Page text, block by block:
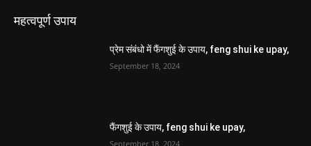
महत्वपूर्ण उपाय
प्रेम संबंधो में फैंगशुई के उपाय, feng shui ke upay,
September 18, 2024
फैंगशुई के उपाय, feng shui ke upay,
September 18, 2024